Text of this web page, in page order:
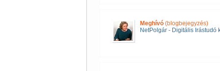
Meghívó(blogbejegyzés)
NetPolgár - Digitális Irástudó